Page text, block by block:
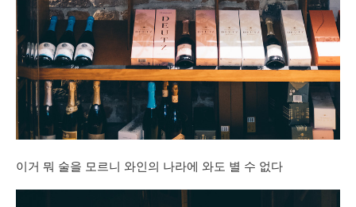
이거 뭐 술을 모르니 와인의 나라에 와도 별 수 없다